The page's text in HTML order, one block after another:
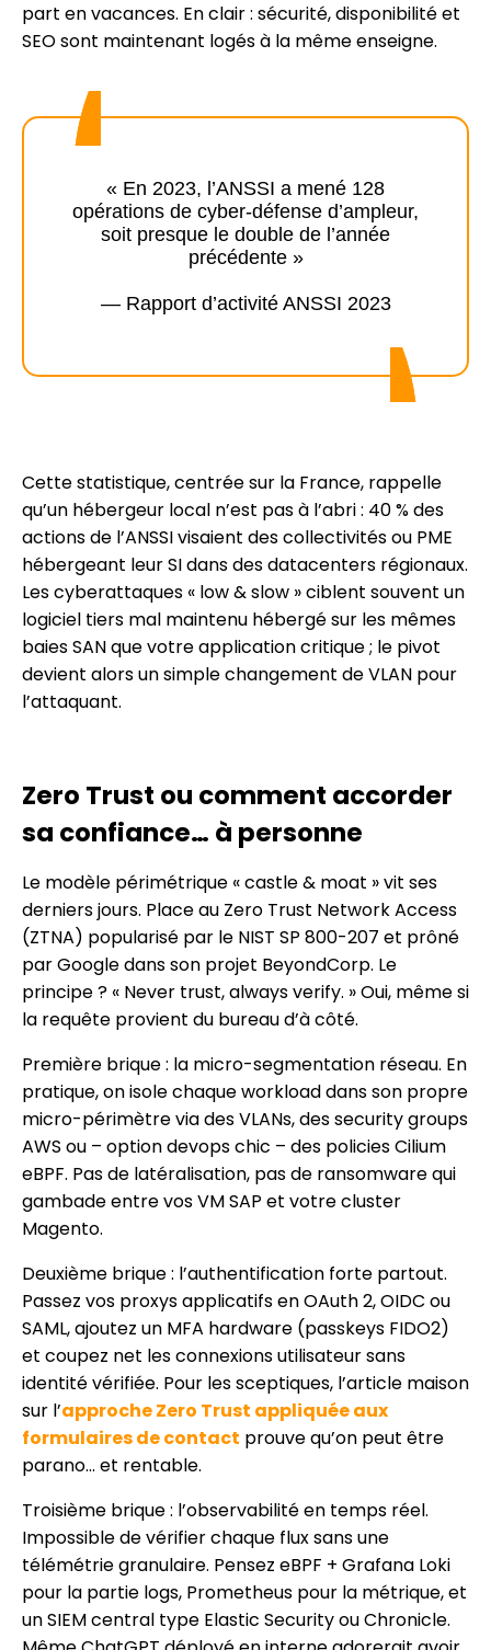
part en vacances. En clair : sécurité, disponibilité et
SEO sont maintenant logés à la même enseigne.
« En 2023, l’ANSSI a mené 128
opérations de cyber-défense d’ampleur,
soit presque le double de l’année
précédente »
— Rapport d’activité ANSSI 2023
Cette statistique, centrée sur la France, rappelle
qu’un hébergeur local n’est pas à l’abri : 40 % des
actions de l’ANSSI visaient des collectivités ou PME
hébergeant leur SI dans des datacenters régionaux.
Les cyberattaques « low & slow » ciblent souvent un
logiciel tiers mal maintenu hébergé sur les mêmes
baies SAN que votre application critique ; le pivot
devient alors un simple changement de VLAN pour
l’attaquant.
Zero Trust ou comment accorder
sa confiance… à personne
Le modèle périmétrique « castle & moat » vit ses
derniers jours. Place au Zero Trust Network Access
(ZTNA) popularisé par le NIST SP 800-207 et prôné
par Google dans son projet BeyondCorp. Le
principe ? « Never trust, always verify. » Oui, même si
la requête provient du bureau d’à côté.
Première brique : la micro-segmentation réseau. En
pratique, on isole chaque workload dans son propre
micro-périmètre via des VLANs, des security groups
AWS ou – option devops chic – des policies Cilium
eBPF. Pas de latéralisation, pas de ransomware qui
gambade entre vos VM SAP et votre cluster
Magento.
Deuxième brique : l’authentification forte partout.
Passez vos proxys applicatifs en OAuth 2, OIDC ou
SAML, ajoutez un MFA hardware (passkeys FIDO2)
et coupez net les connexions utilisateur sans
identité vérifiée. Pour les sceptiques, l’article maison
sur l’approche Zero Trust appliquée aux
formulaires de contact prouve qu’on peut être
parano… et rentable.
Troisième brique : l’observabilité en temps réel.
Impossible de vérifier chaque flux sans une
télémétrie granulaire. Pensez eBPF + Grafana Loki
pour la partie logs, Prometheus pour la métrique, et
un SIEM central type Elastic Security ou Chronicle.